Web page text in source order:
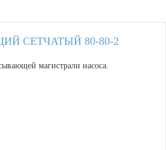
СЕТЧАТЫЙ 80-80-2
магистрали насоса.